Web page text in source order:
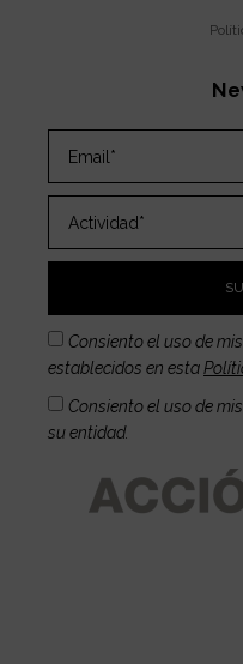
Consiento el uso de
establecidos en esta
Consiento el uso de
su entidad.